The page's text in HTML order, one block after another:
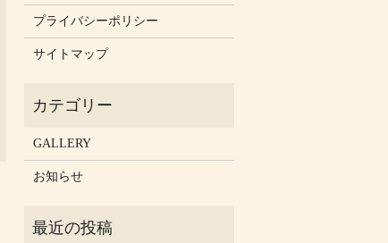
プライバシーポリシー
サイトマップ
GALLERY
お知らせ